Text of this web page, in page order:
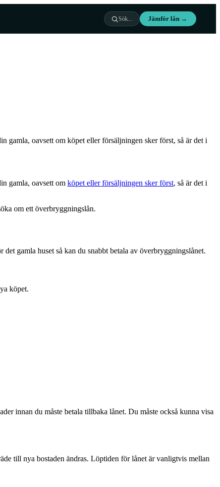
Sök... Jämför lån →
gamla, oavsett om köpet eller försäljningen sker först, så är det i
gamla, oavsett om köpet eller försäljningen sker först, så är det i
om ett överbryggningslån.
gamla huset så kan du snabbt betala av överbryggningslånet.
köpet.
innan du måste betala tillbaka lånet. Du måste också kunna visa
till nya bostaden ändras. Löptiden för lånet är vanligtvis mellan